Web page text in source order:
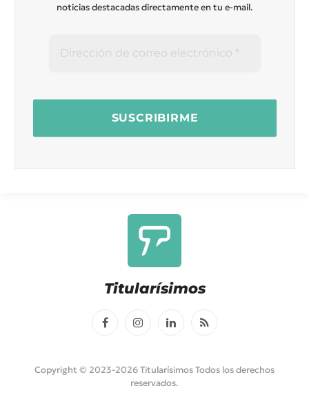
noticias destacadas directamente en tu e-mail.
Titularísimos
FacebookInstagramLinkedInRSS
Copyright © 2023-2026 Titularísimos Todos los derechos
reservados.